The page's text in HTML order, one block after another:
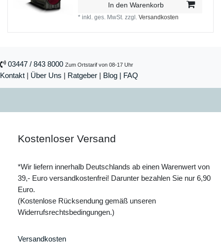
In den Warenkorb
*inkl. ges. MwSt. zzgl.Versandkosten
03447 / 843 8000 Zum Ortstarif von 08-17 Uhr
Kontakt | Über Uns | Ratgeber | Blog | FAQ
Kostenloser Versand
*Wir liefern innerhalb Deutschlands ab einen Warenwert von
39,- Euro versandkostenfrei! Darunter bezahlen Sie nur 6,90
Euro.
(Kostenlose Rücksendung gemäß unseren
Widerrufsrechtsbedingungen.)
Versandkosten